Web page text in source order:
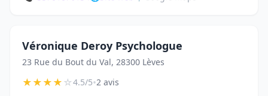
Véronique Deroy Psychologue
23 Rue du Bout du Val, 28300 Lèves
★★★★☆4.5/5•2 avis